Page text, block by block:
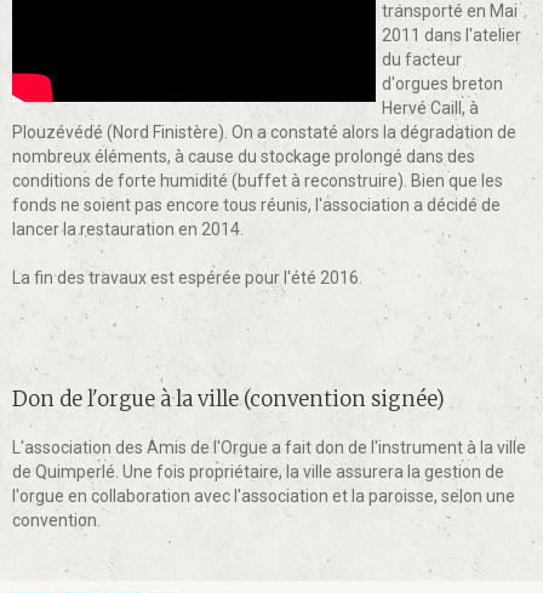
transporté en Mai
2011 dans l'atelier
du facteur
d'orgues breton
Hervé Caill, à
Plouzévédé (Nord Finistère). On a constaté alors la dégradation de
nombreux éléments, à cause du stockage prolongé dans des
conditions de forte humidité (buffet à reconstruire). Bien que les
fonds ne soient pas encore tous réunis, l'association a décidé de
lancer la restauration en 2014.
La fin des travaux est espérée pour l'été 2016.
Don de l'orgue à la ville (convention signée)
L'association des Amis de l'Orgue a fait don de l'instrument à la ville
de Quimperlé. Une fois propriétaire, la ville assurera la gestion de
l'orgue en collaboration avec l'association et la paroisse, selon une
convention.